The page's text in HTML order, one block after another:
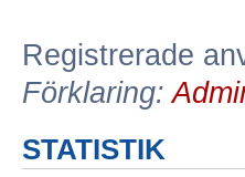
Registrerade
Förklaring:
STATISTIK